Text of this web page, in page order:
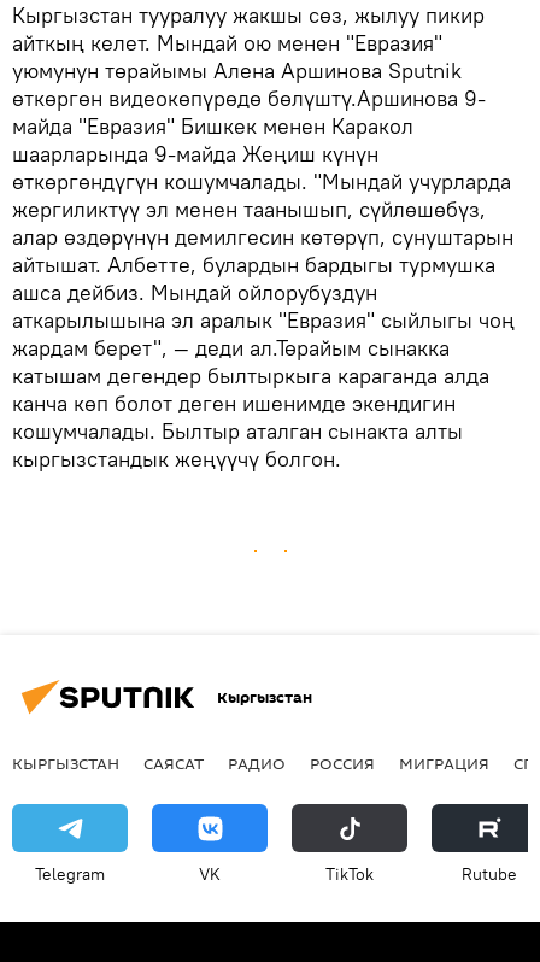
Кыргызстан тууралуу жакшы сөз, жылуу пикир
айткың келет. Мындай ою менен "Евразия"
уюмунун төрайымы Алена Аршинова Sputnik
өткөргөн видеокөпүрөдө бөлүштү.Аршинова 9-
майда "Евразия" Бишкек менен Каракол
шаарларында 9-майда Жеңиш күнүн
өткөргөндүгүн кошумчалады. "Мындай учурларда
жергиликтүү эл менен таанышып, сүйлөшөбүз,
алар өздөрүнүн демилгесин көтөрүп, сунуштарын
айтышат. Албетте, булардын бардыгы турмушка
ашса дейбиз. Мындай ойлорубуздун
аткарылышына эл аралык "Евразия" сыйлыгы чоң
жардам берет", — деди ал.Төрайым сынакка
катышам дегендер былтыркыга караганда алда
канча көп болот деген ишенимде экендигин
кошумчалады. Былтыр аталган сынакта алты
кыргызстандык жеңүүчү болгон.
Кыргызстан
КЫРГЫЗСТАН САЯСАТ РАДИО РОССИЯ МИГРАЦИЯ
Telegram VK ТikТоk Rutube